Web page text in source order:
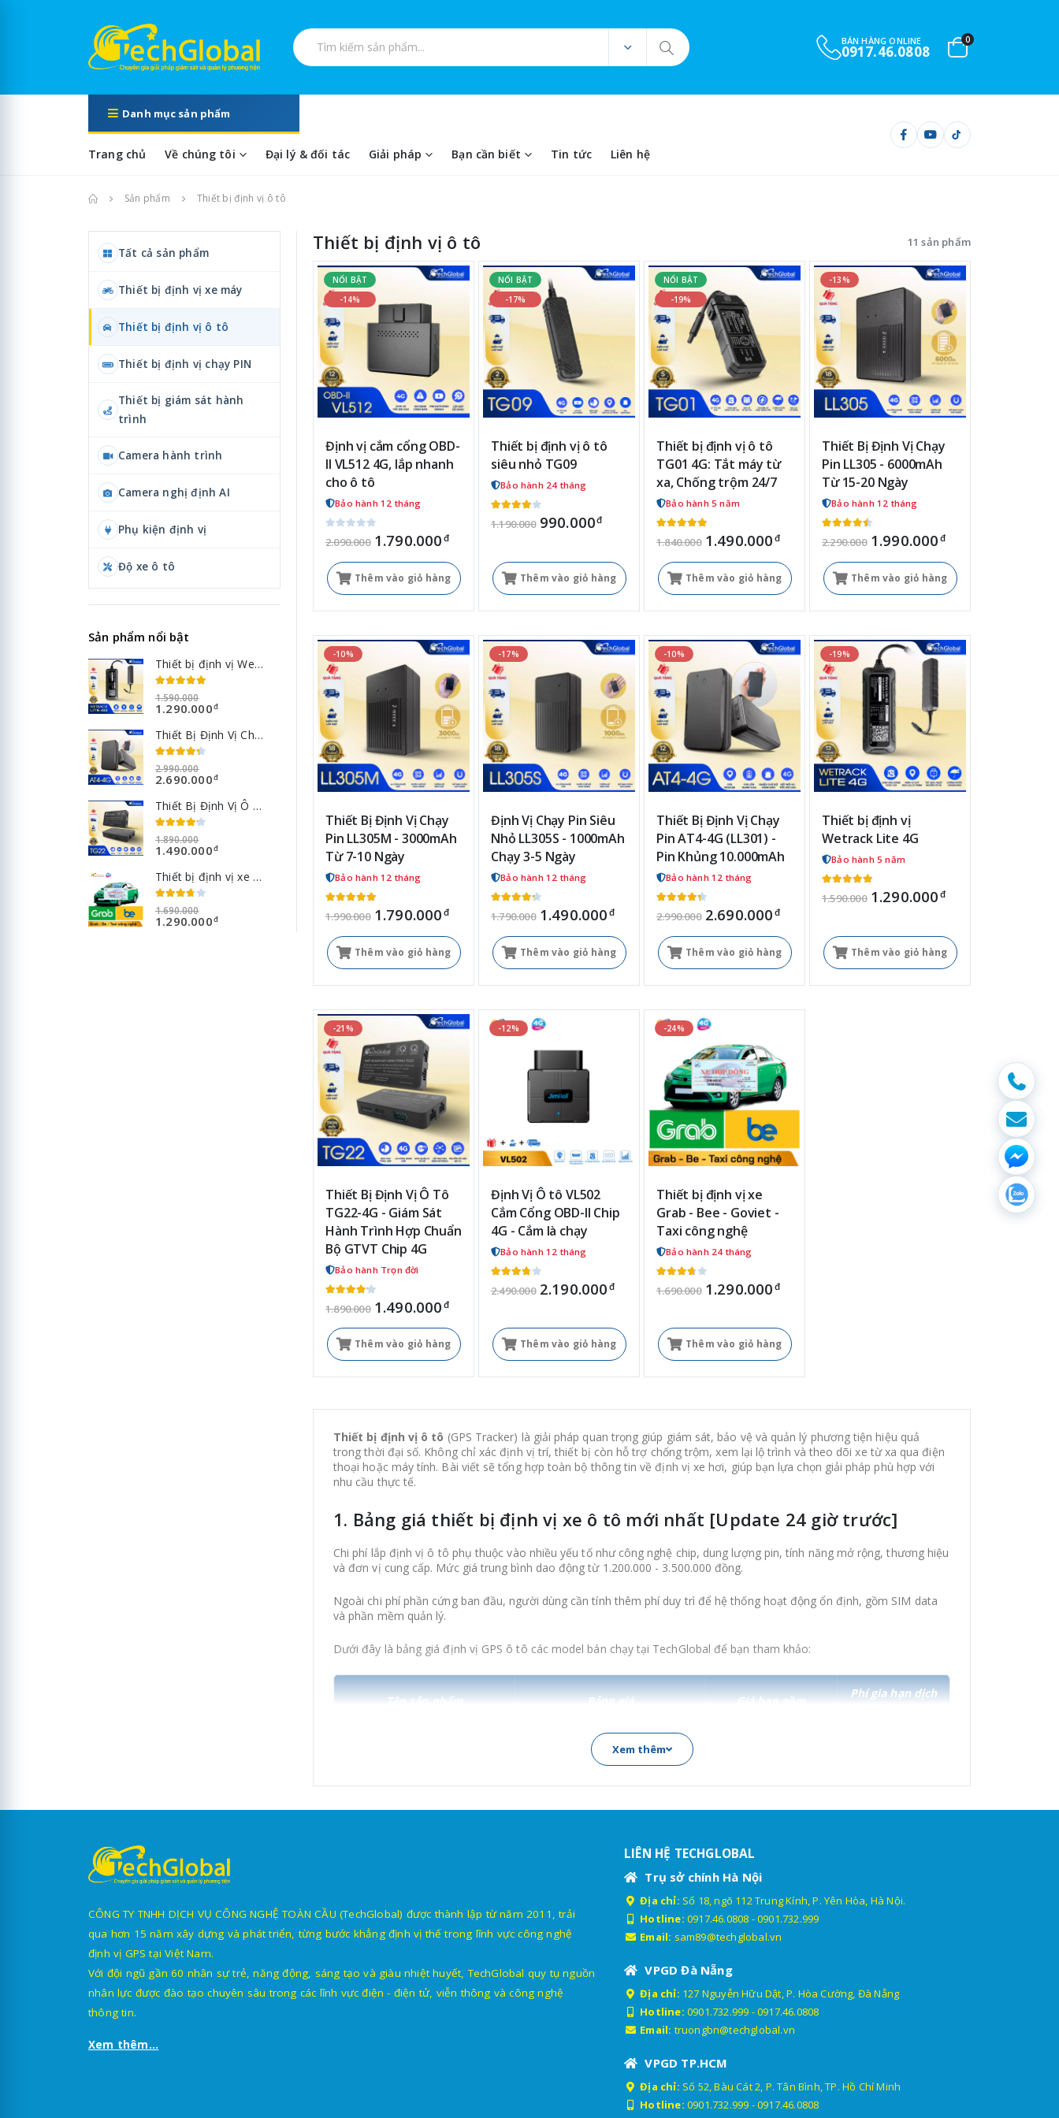
Tìm kiếm sản phẩm
BÁN HÀNG ONLINE
0917.46.0808
0
Danh mục sản phẩm
Trang chủ Về chúng tôi Đại lý & đối tác Giải pháp Bạn cần biết Tin tức Liên hệ
Trang chủSản phẩm Thiết bị định vị ô tô
Thiết bị định vị ô tô 11 sản phẩm
NỔI BẬT
-14%
Định vị cắm cổng OBD-
II VL512 4G, lắp nhanh
cho ô tô
Bảo hành 12 tháng
2.090.000 1.790.000 đ
Thêm vào giỏ hàng
NỔI BẬT
-17%
Thiết bị định vị ô tô
siêu nhỏ TG09
Bảo hành 24 tháng
1.190.000 990.000đ
Thêm vào giỏ hàng
NỔI BẬT
-19%
Thiết bị định vị ô tô
TG01 4G: Tắt máy từ
xa, Chống trộm 24/7
Bảo hành 5 năm
1.840.000 1.490.000 đ
Thêm vào giỏ hàng
-13%
Thiết Bị Định Vị Chạy
Pin LL305 - 6000mAh
Từ 15-20 Ngày
Bảo hành 12 tháng
2.290.000 1.990.000 đ
Thêm vào giỏ hàng
-10%
Thiết Bị Định Vị Chạy
Pin LL305M - 3000mAh
Từ 7-10 Ngày
Bảo hành 12 tháng
1.990.000 1.790.000 đ
Thêm vào giỏ hàng
-17%
Định Vị Chạy Pin Siêu
Nhỏ LL305S - 1000mAh
Chạy 3-5 Ngày
Bảo hành 12 tháng
1.790.000 1.490.000 đ
Thêm vào giỏ hàng
-10%
Thiết Bị Định Vị Chạy
Pin AT4-4G (LL301) -
Pin Khủng 10.000mAh
Bảo hành 12 tháng
2.990.000 2.690.000 đ
Thêm vào giỏ hàng
-19%
Thiết bị định vị
Wetrack Lite 4G
Bảo hành 5 năm
1.590.000 1.290.000 đ
Thêm vào giỏ hàng
-21%
Thiết Bị Định Vị Ô Tô
TG22-4G - Giám Sát
Hành Trình Hợp Chuẩn
Bộ GTVT Chip 4G
Bảo hành Trọn đời
1.890.000 1.490.000 đ
Thêm vào giỏ hàng
-12%
Định Vị Ô tô VL502
Cắm Cổng OBD-II Chip
4G - Cắm là chạy
Bảo hành 12 tháng
2.490.000 2.190.000 đ
Thêm vào giỏ hàng
-24%
Thiết bị định vị xe
Grab - Bee - Goviet -
Taxi công nghệ
Bảo hành 24 tháng
1.690.000 1.290.000 đ
Thêm vào giỏ hàng
Thiết bị định vị ô tô (GPS Tracker) là giải pháp quan trọng giúp giám sát, bảo vệ và quản lý phương tiện hiệu quả
trong thời đại số. Không chỉ xác định vị trí, thiết bị còn hỗ trợ chống trộm, xem lại lộ trình và theo dõi xe từ xa qua điện
thoại hoặc máy tính. Bài viết sẽ tổng hợp toàn bộ thông tin về định vị xe hơi, giúp bạn lựa chọn giải pháp phù hợp với
nhu cầu thực tế.
1. Bảng giá thiết bị định vị xe ô tô mới nhất [Update 24 giờ trước]
Chi phí lắp định vị ô tô phụ thuộc vào nhiều yếu tố như công nghệ chip, dung lượng pin, tính năng mở rộng, thương hiệu
và đơn vị cung cấp. Mức giá trung bình dao động từ 1.200.000 - 3.500.000 đồng.
Ngoài chi phí phần cứng ban đầu, người dùng cần tính thêm phí duy trì để hệ thống hoạt động ổn định, gồm SIM data
và phần mềm quản lý.
Dưới đây là bảng giá định vị GPS ô tô các model bán chạy tại TechGlobal để bạn tham khảo:
Tên sản phẩm Bảng giá Giá bao gồm
Phí gia hạn dịch
Gói 1 năm: 1.790.000đ
Gói 2 năm: 2.190.000đ
- Phí dịch vụ GPS
600.000đ/bộ/năm
TG09
Gói 1 năm: 990.000đ
Gói 2 năm: 1.290.000đ
Gói trọn đời: 1.490.000đ
- Thiết bị cứng + các
phụ kiện.
- Sim 4G 1 năm (tặng
kèm)
theo gói mua hàng
600.000đ/bộ/năm
Gói 1 năm: 1.490.000đ
Gói 2 năm: 1.890.000đ
Gói 3 năm: 2.190.000đ
- Thiết bị cứng + các
phụ kiện.
- Sim 4G 1 năm (tặng
kèm)
theo gói mua hàng
- Thiết bị cứng + các
phụ kiện.
Xem thêm
Tất cả sản phẩm
Thiết bị định vị xe máy
Thiết bị định vị ô tô
Thiết bị định vị chạy PIN
Thiết bị giám sát hành
trình
Camera hành trình
Camera nghị định AI
Phụ kiện định vị
Độ xe ô tô
Sản phẩm nổi bật
Thiết bị định vị Wetrack Lite 4G
1.590.000
1.290.000đ
Thiết Bị Định Vị Chạy Pin AT4-4G (LL301) - Pin Khủng 10.000mAh
2.990.000
2.690.000đ
Thiết Bị Định Vị Ô Tô TG22-4G - Giám Sát Hành Trình Hợp Chuẩn Bộ GTVT Chip 4G
1.890.000
1.490.000đ
Thiết bị định vị xe Grab - Bee - Goviet - Taxi công nghệ
1.690.000
1.290.000đ
CÔNG TY TNHH DỊCH VỤ CÔNG NGHỆ TOÀN CẦU (TechGlobal) được thành lập từ năm 2011, trải
qua hơn 15 năm xây dựng và phát triển, từng bước khẳng định vị thế trong lĩnh vực công nghệ
định vị GPS tại Việt Nam.
Với đội ngũ gần 60 nhân sự trẻ, năng động, sáng tạo và giàu nhiệt huyết, TechGlobal quy tụ nguồn
nhân lực được đào tạo chuyên sâu trong các lĩnh vực điện - điện tử, viễn thông và công nghệ
thông tin.
Xem thêm...
LIÊN HỆ TECHGLOBAL
Trụ sở chính Hà Nội
Địa chỉ: Số 18, ngõ 112 Trung Kính, P. Yên Hòa, Hà Nội.
Hotline: 0917.46.0808 -0901.732.999
Email: sam89@techglobal.vn
VPGD Đà Nẵng
Địa chỉ: 127 Nguyễn Hữu Dật, P. Hòa Cường, Đà Nẵng
Hotline: 0901.732.999 -0917.46.0808
Email: truongbn@techglobal.vn
VPGD TP.HCM
Địa chỉ: Số 52, Bàu Cát 2, P. Tân Bình, TP. Hồ Chí Minh
Hotline: 0901.732.999 -0917.46.0808